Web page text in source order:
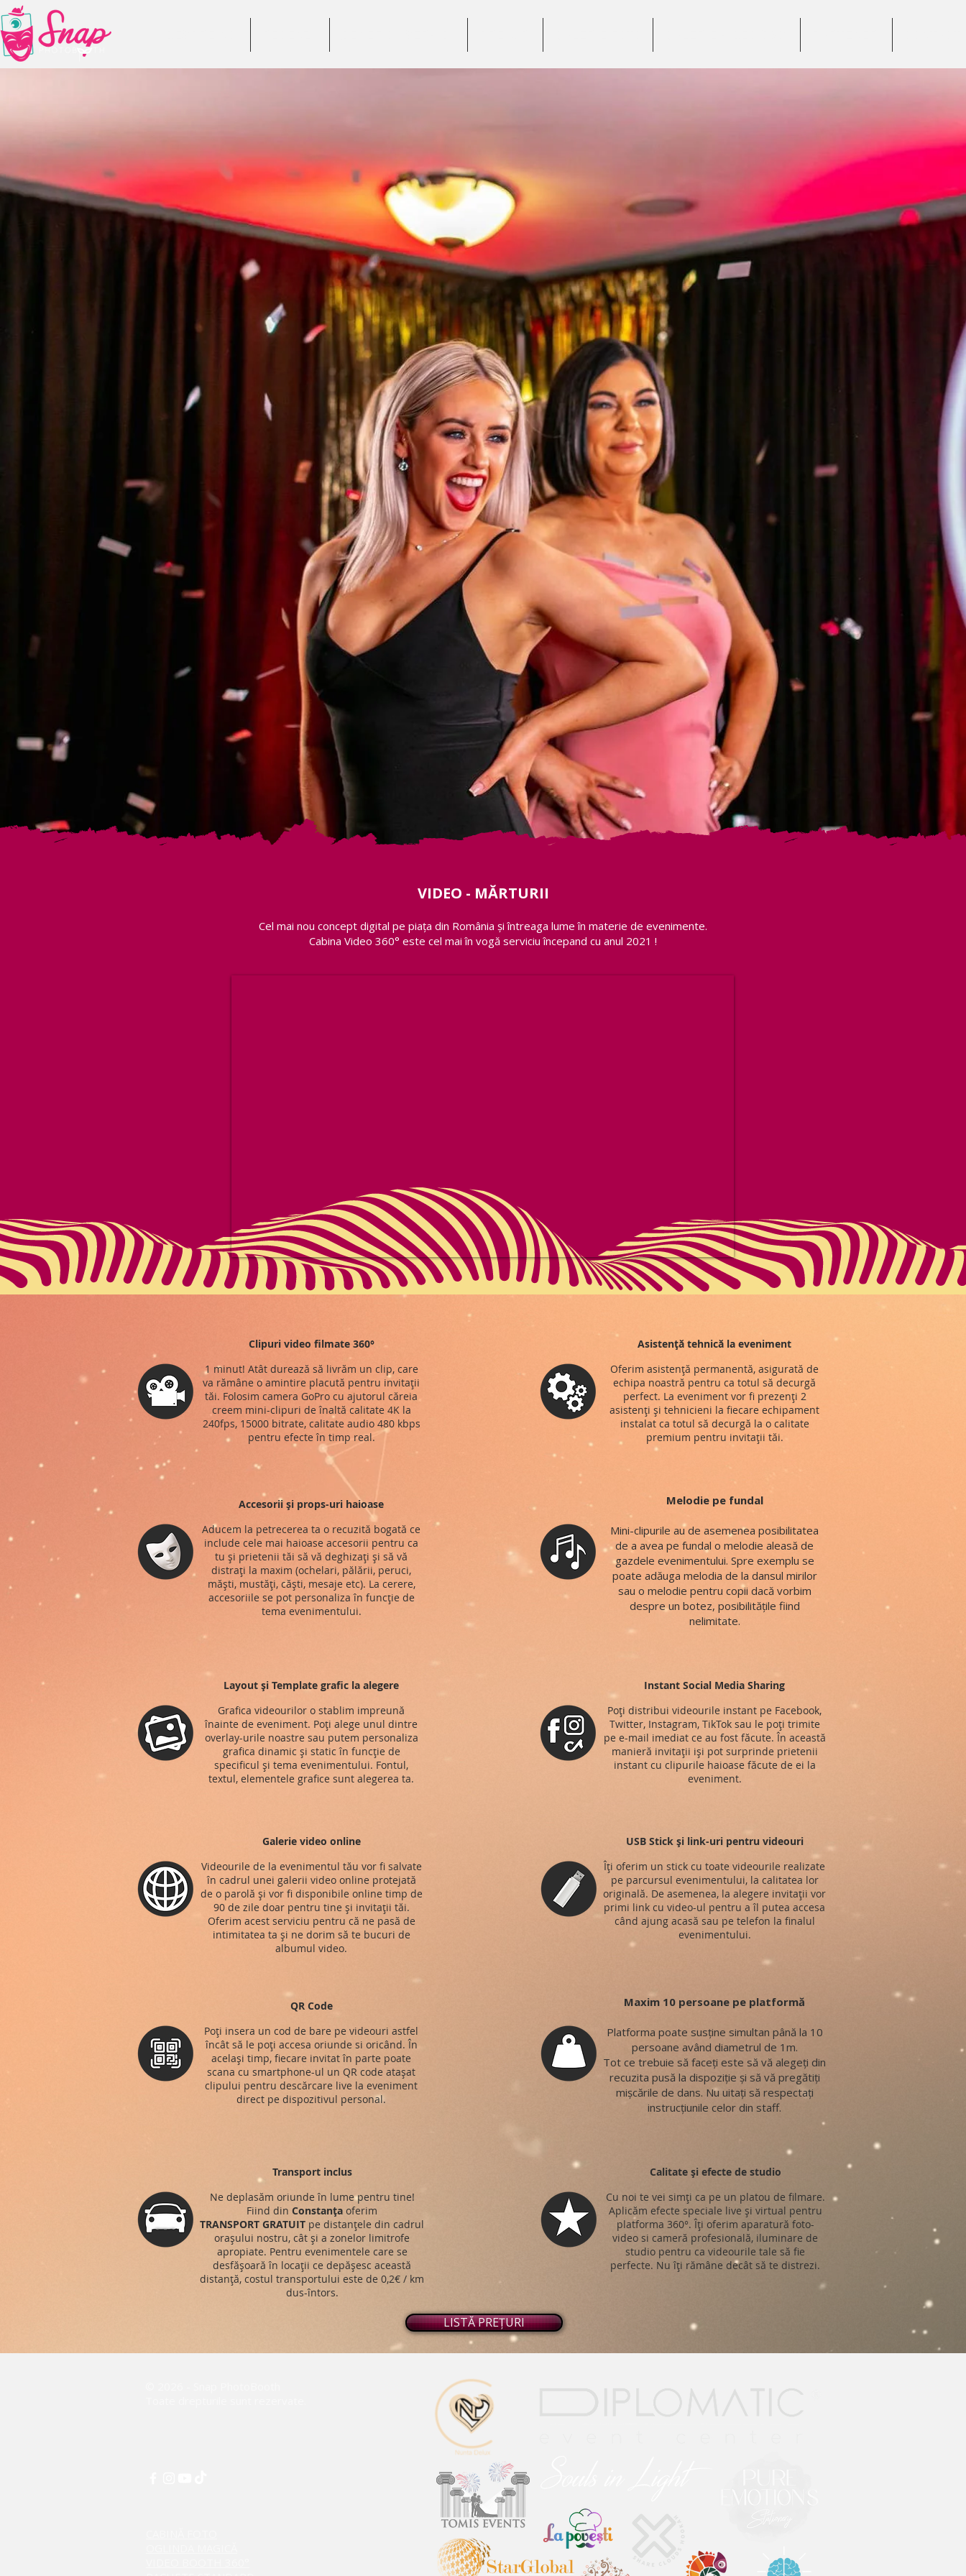
VIDEO - MĂRTURII
Cel mai nou concept digital pe piața din România și întreaga lume în materie de evenimente.
Cabina Video 360° este cel mai în vogă serviciu începand cu anul 2021 !
Clipuri video filmate 360°
1 minut! Atât durează să livrăm un clip, care
va rămâne o amintire placută pentru invitații
tăi. Folosim camera GoPro cu ajutorul căreia
creem mini-clipuri de înaltă calitate 4K la
240fps, 15000 bitrate, calitate audio 480 kbps
pentru efecte în timp real.
Accesorii și props-uri haioase
Aducem la petrecerea ta o recuzită bogată ce
include cele mai haioase accesorii pentru ca
tu și prietenii tăi să vă deghizați și să vă
distrați la maxim (ochelari, pălării, peruci,
măști, mustăți, căști, mesaje etc). La cerere,
accesoriile se pot personaliza în funcție de
tema evenimentului.
Asistență tehnică la eveniment
Oferim asistență permanentă, asigurată de
echipa noastră pentru ca totul să decurgă
perfect. La eveniment vor fi prezenți 2
asistenți și tehnicieni la fiecare echipament
instalat ca totul să decurgă la o calitate
premium pentru invitații tăi.
Melodie pe fundal
Mini-clipurile au de asemenea posibilitatea
de a avea pe fundal o melodie aleasă de
gazdele evenimentului. Spre exemplu se
poate adăuga melodia de la dansul mirilor
sau o melodie pentru copii dacă vorbim
despre un botez, posibilitățile fiind
nelimitate.
Layout și Template grafic la alegere
Grafica videourilor o stablim impreună
înainte de eveniment. Poți alege unul dintre
overlay-urile noastre sau putem personaliza
grafica dinamic și static în funcție de
specificul și tema evenimentului. Fontul,
textul, elementele grafice sunt alegerea ta.
Galerie video online
Videourile de la evenimentul tău vor fi salvate
în cadrul unei galerii video online protejată
de o parolă și vor fi disponibile online timp de
90 de zile doar pentru tine și invitații tăi.
Oferim acest serviciu pentru că ne pasă de
intimitatea ta și ne dorim să te bucuri de
albumul video.
QR Code
Poți insera un cod de bare pe videouri astfel
încât să le poți accesa oriunde si oricând. În
același timp, fiecare invitat în parte poate
scana cu smartphone-ul un QR code atașat
clipului pentru descărcare live la eveniment
direct pe dispozitivul personal.
Transport inclus
Ne deplasăm oriunde în lume pentru tine!
Fiind din Constanța oferim
TRANSPORT GRATUIT pe distanțele din cadrul
orașului nostru, cât și a zonelor limitrofe
apropiate. Pentru evenimentele care se
desfășoară în locații ce depășesc această
distanță, costul transportului este de 0,2€ / km
dus-întors.
Instant Social Media Sharing
Poți distribui videourile instant pe Facebook,
Twitter, Instagram, TikTok sau le poți trimite
pe e-mail imediat ce au fost făcute. În această
manieră invitații iși pot surprinde prietenii
instant cu clipurile haioase făcute de ei la
eveniment.
USB Stick și link-uri pentru videouri
Îți oferim un stick cu toate videourile realizate
pe parcursul evenimentului, la calitatea lor
originală. De asemenea, la alegere invitații vor
primi link cu video-ul pentru a îl putea accesa
când ajung acasă sau pe telefon la finalul
evenimentului.
Maxim 10 persoane pe platformă
Platforma poate susține simultan până la 10
persoane având diametrul de 1m.
Tot ce trebuie să faceți este să vă alegeți din
recuzita pusă la dispoziție și să vă pregătiți
mișcările de dans. Nu uitați să respectați
instrucțiunile celor din staff.
Calitate și efecte de studio
Cu noi te vei simți ca pe un platou de filmare.
Aplicăm efecte speciale live și virtual pentru
platforma 360°. Îți oferim aparatură foto-
video si cameră profesională, iluminare de
studio pentru ca videourile tale să fie
perfecte. Nu îți rămâne decât să te distrezi.
LISTĂ PREȚURI